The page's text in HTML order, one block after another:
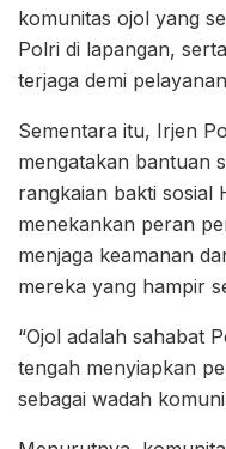
komunitas ojol yang
Polri di lapangan,
terjaga demi
Sementara itu, Irjen
mengatakan bantuan
rangkaian bakti sosial
menekankan peran
menjaga keamanan
mereka yang hampir
“Ojol adalah sahabat
tengah menyiapkan
sebagai wadah